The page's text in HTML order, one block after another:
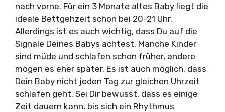
nach vorne. Für ein 3 Monate altes Baby liegt die
ideale Bettgehzeit schon bei 20-21 Uhr.
Allerdings ist es auch wichtig, dass Du auf die
Signale Deines Babys achtest. Manche Kinder
sind müde und schlafen schon früher, andere
mögen es eher später. Es ist auch möglich, dass
Dein Baby nicht jeden Tag zur gleichen Uhrzeit
schlafen geht. Sei Dir bewusst, dass es einige
Zeit dauern kann, bis sich ein Rhythmus